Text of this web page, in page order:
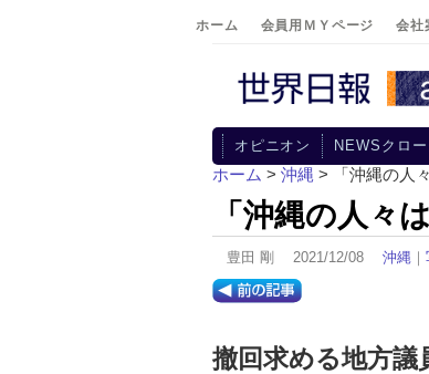
ホーム 会員用ＭＹページ 会社
オピニオン NEWSクロ
ホーム > 沖縄 > 「沖縄の人
「沖縄の人々
豊田 剛 2021/12/08 沖縄 ｜
撤回求める地方議